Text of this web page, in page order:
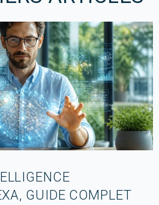
GUIDE COMPLET